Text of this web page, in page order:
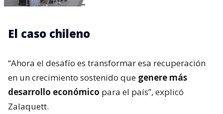
El caso chileno
“Ahora el desafío es transformar esa recuperación
en un crecimiento sostenido que genere más
desarrollo económico para el país”, explicó
Zalaquett.